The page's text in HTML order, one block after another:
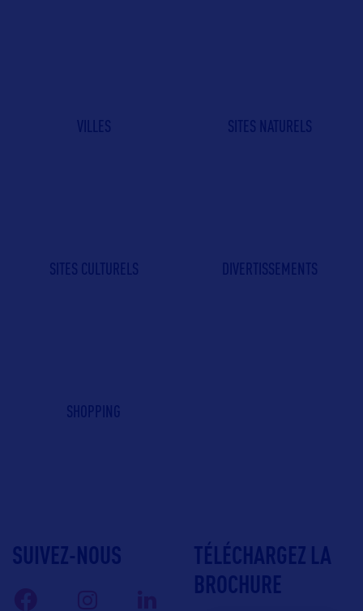
VILLES SITES NATURELS
SITES CULTURELS DIVERTISSEMENTS
SHOPPING
SUIVEZ-NOUS
TÉLÉCHARGEZ LA
BROCHURE